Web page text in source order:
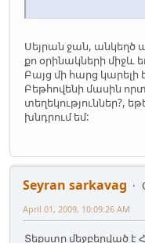
Սեյրան ջան, անկեղծ
քո օրինակների միջև
Բայց մի հարց կարելի
Բեթհովենի մասին
տեղեկություններ?,
խնդրում եմ:
Seyran sarkavag
April 01, 2009, 10:09:26 AM
Տեքստը մեջբերված է